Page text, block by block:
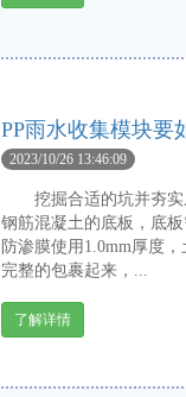
PP雨水收集模块要
2023/10/26 13:46:09
挖掘合适的坑并夯实
钢筋混凝土的底板，底
防渗膜使用1.0mm厚度
完整的包裹起来，...
了解详情